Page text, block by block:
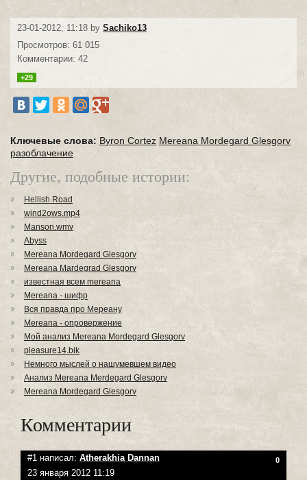
23-01-2012, 11:18 by Sachiko13
Просмотров: 61 015
Комментарии: 42
+29
Ключевые слова: Byron Cortez Mereana Mordegard Glesgorv
разоблачение
Другие, подобные истории:
Hellish Road
wind2ows.mp4
Manson.wmv
Abyss
Mereana Mordegard Glesgorv
Mereana Mardegrad Glesgorv
известная всем mereana
Mereana - шифр
Вся правда про Мереану
Mereana - опровержение
Мой анализ Mereana Mordegard Glesgorv
pleasure14.bik
Немного мыслей о нашумевшем видео
Анализ Mereana Merdegard Glesgorv
Mereana Mordegard Glesgorv
Комментарии
#1 написал: Atherakhia Dannan 0
23 января 2012 11:19